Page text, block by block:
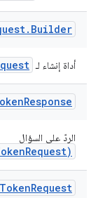
. Builder
أداة إنشاء لـ
Response
الردّ على السؤال
TokenRequest